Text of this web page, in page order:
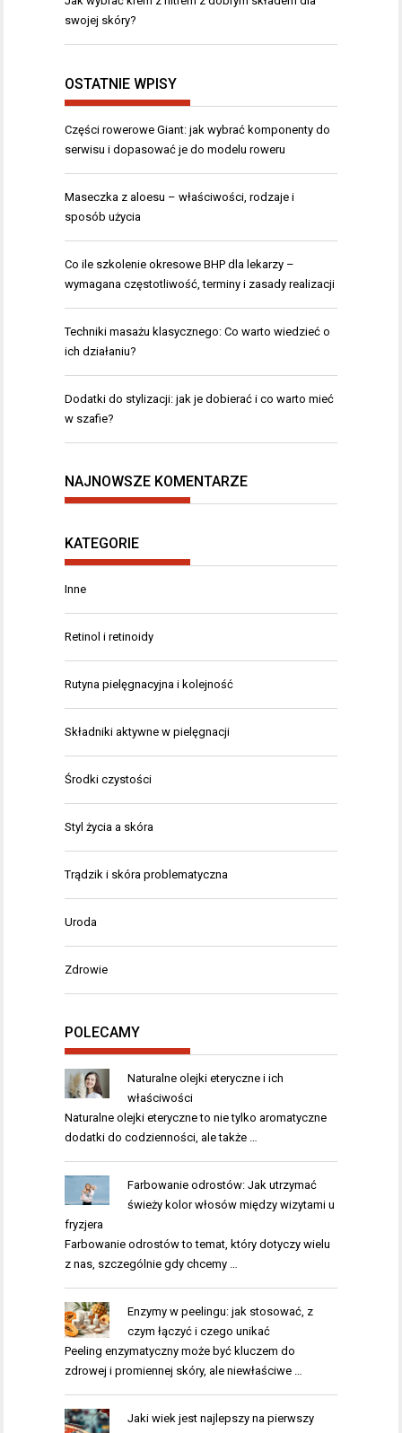
swojej skóry?
OSTATNIE WPISY
Części rowerowe Giant: jak wybrać komponenty do
serwisu i dopasować je do modelu roweru
Maseczka z aloesu – właściwości, rodzaje i
sposób użycia
Co ile szkolenie okresowe BHP dla lekarzy –
wymagana częstotliwość, terminy i zasady realizacji
Techniki masażu klasycznego: Co warto wiedzieć o
ich działaniu?
Dodatki do stylizacji: jak je dobierać i co warto mieć
w szafie?
NAJNOWSZE KOMENTARZE
KATEGORIE
Inne
Retinol i retinoidy
Rutyna pielęgnacyjna i kolejność
Składniki aktywne w pielęgnacji
Środki czystości
Styl życia a skóra
Trądzik i skóra problematyczna
Uroda
Zdrowie
POLECAMY
Naturalne olejki eteryczne i ich
właściwości
Naturalne olejki eteryczne to nie tylko aromatyczne
dodatki do codzienności, ale także …
Farbowanie odrostów: Jak utrzymać
świeży kolor włosów między wizytami u
fryzjera
Farbowanie odrostów to temat, który dotyczy wielu
z nas, szczególnie gdy chcemy …
Enzymy w peelingu: jak stosować, z
czym łączyć i czego unikać
Peeling enzymatyczny może być kluczem do
zdrowej i promiennej skóry, ale niewłaściwe …
Jaki wiek jest najlepszy na pierwszy